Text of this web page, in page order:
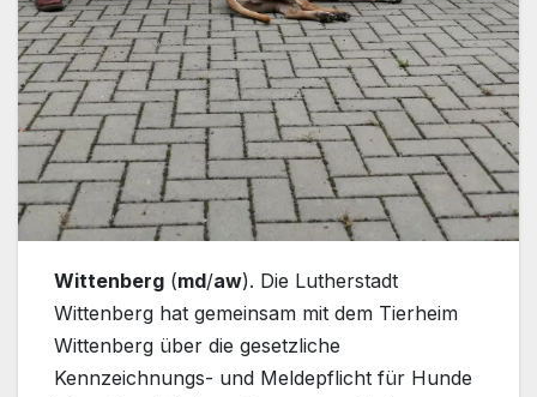
Wittenberg (md/aw). Die Lutherstadt
Wittenberg hat gemeinsam mit dem Tierheim
Wittenberg über die gesetzliche
Kennzeichnungs- und Meldepflicht für Hunde